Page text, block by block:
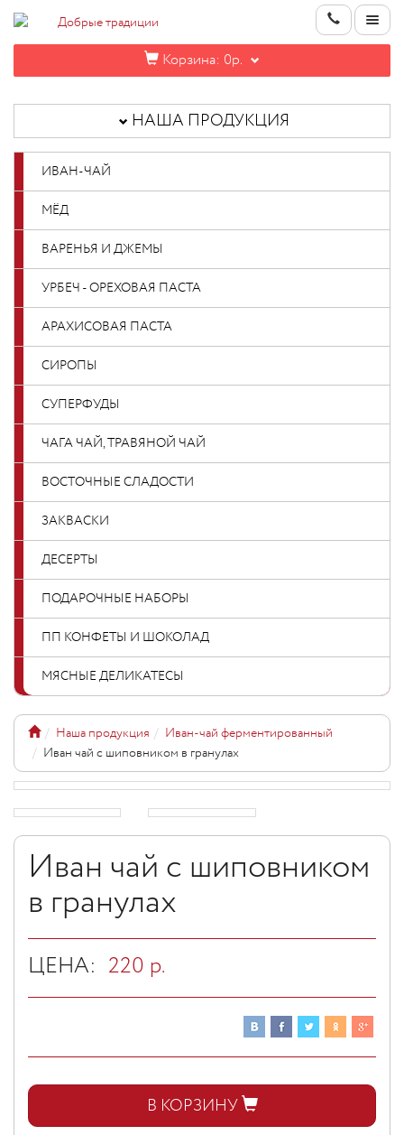
Корзина: 0р.
ИНФОРМАЦИЯ
КОНТАКТЫ
НОВИНКИ
ОПТОВИКАМ
НАША ПРОДУКЦИЯ
ИВАН-ЧАЙ
МЁД
ВАРЕНЬЯ И ДЖЕМЫ
УРБЕЧ - ОРЕХОВАЯ ПАСТА
АРАХИСОВАЯ ПАСТА
СИРОПЫ
СУПЕРФУДЫ
ЧАГА ЧАЙ, ТРАВЯНОЙ ЧАЙ
ВОСТОЧНЫЕ СЛАДОСТИ
ЗАКВАСКИ
ДЕСЕРТЫ
ПОДАРОЧНЫЕ НАБОРЫ
ПП КОНФЕТЫ И ШОКОЛАД
МЯСНЫЕ ДЕЛИКАТЕСЫ
Наша продукция
Иван-чай ферментированный
Иван чай с шиповником в гранулах
Иван чай с шиповником
в гранулах
ЦЕНА: 220 р.
В КОРЗИНУ